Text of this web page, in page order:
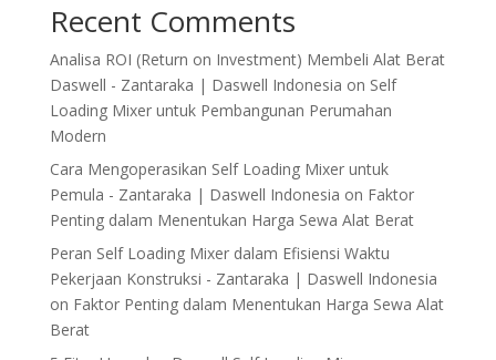
Recent Comments
Analisa ROI (Return on Investment) Membeli Alat Berat
Daswell - Zantaraka | Daswell Indonesia on Self
Loading Mixer untuk Pembangunan Perumahan
Modern
Cara Mengoperasikan Self Loading Mixer untuk
Pemula - Zantaraka | Daswell Indonesia on Faktor
Penting dalam Menentukan Harga Sewa Alat Berat
Peran Self Loading Mixer dalam Efisiensi Waktu
Pekerjaan Konstruksi - Zantaraka | Daswell Indonesia
on Faktor Penting dalam Menentukan Harga Sewa Alat
Berat